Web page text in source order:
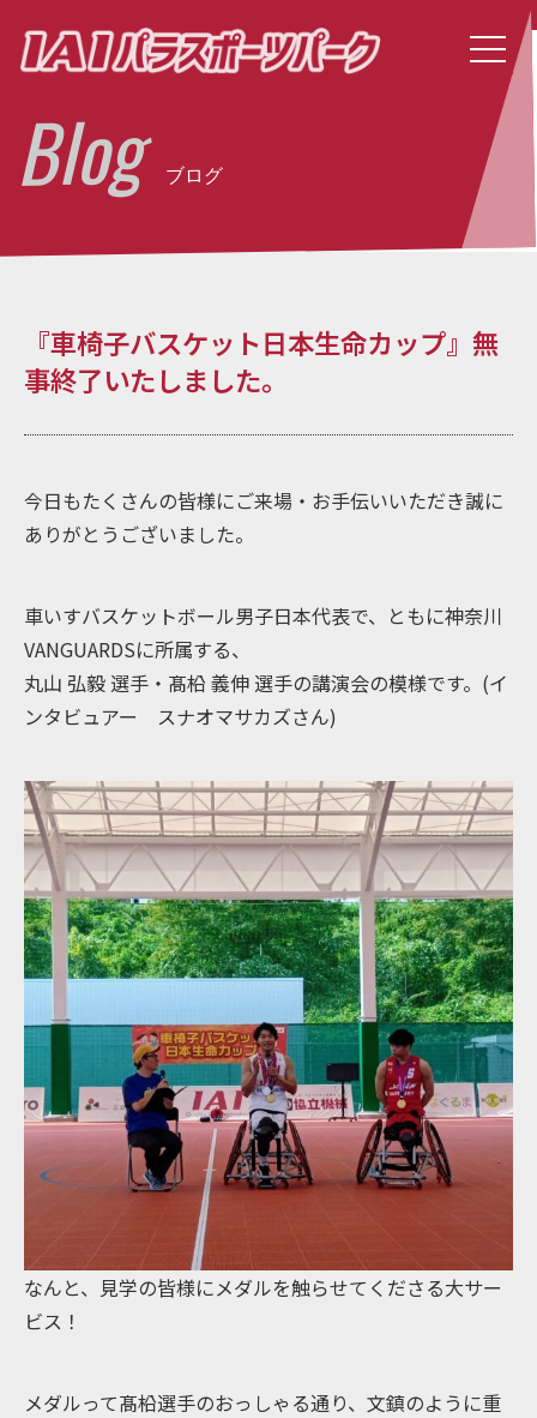
Blog ブログ
『車椅子バスケット日本生命カップ』無
事終了いたしました。
今日もたくさんの皆様にご来場・お手伝いいただき誠に
ありがとうございました。
車いすバスケットボール男子日本代表で、ともに神奈川
VANGUARDSに所属する、
丸山 弘毅 選手・髙柗 義伸 選手の講演会の模様です。(イ
ンタビュアー スナオマサカズさん)
なんと、見学の皆様にメダルを触らせてくださる大サー
ビス！
メダルって髙柗選手のおっしゃる通り、文鎮のように重